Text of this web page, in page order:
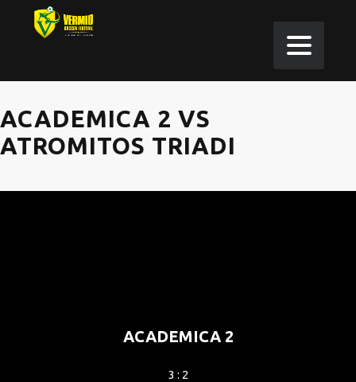
ACADEMICA 2 VS
ATROMITOS TRIADI
ACADEMICA 2
3 : 2